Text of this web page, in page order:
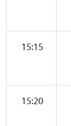
15:15
15:20